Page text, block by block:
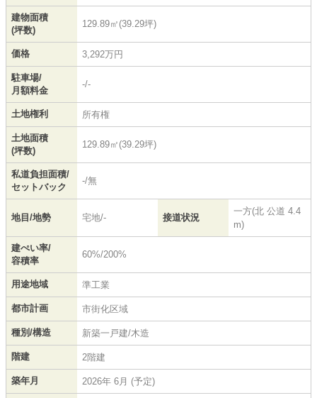
建物面積
(坪数)
129.89㎡(39.29坪)
価格 3,292万円
駐車場/
月額料金
-/-
土地権利 所有権
土地面積
(坪数)
129.89㎡(39.29坪)
私道負担面積/
セットバック
-/無
地目/地勢 宅地/- 接道状況
一方(北 公道 4.4
m)
建ぺい率/
容積率
60%/200%
用途地域 準工業
都市計画 市街化区域
種別/構造 新築一戸建/木造
階建 2階建
築年月 2026年 6月 (予定)